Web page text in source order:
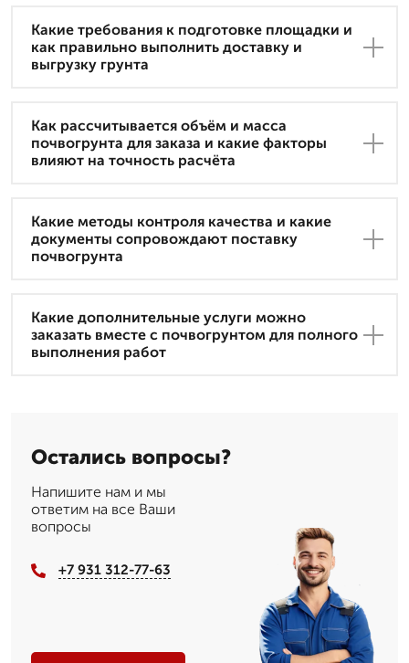
Какие требования к подготовке площадки и
как правильно выполнить доставку и
выгрузку грунта
Как рассчитывается объём и масса
почвогрунта для заказа и какие факторы
влияют на точность расчёта
Какие методы контроля качества и какие
документы сопровождают поставку
почвогрунта
Какие дополнительные услуги можно
заказать вместе с почвогрунтом для полного
выполнения работ
Остались вопросы?
Напишите нам и мы
ответим на все Ваши
вопросы
+7 931 312-77-63